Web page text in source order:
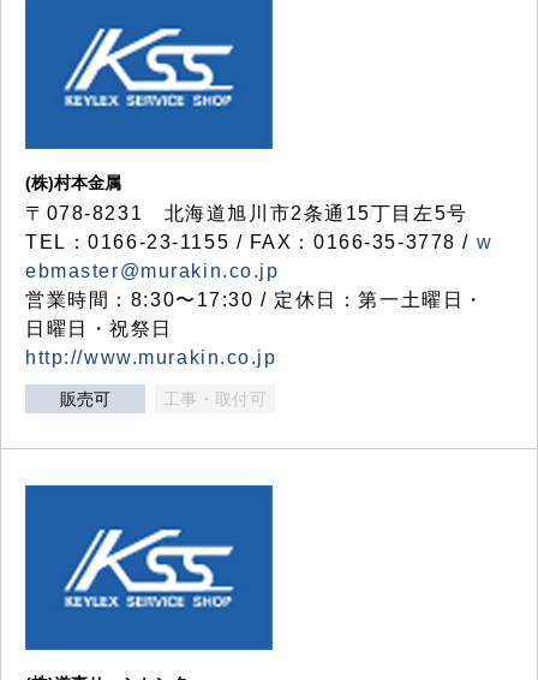
(株)村本金属
〒078-8231 北海道旭川市2条通15丁目左5号
TEL：0166-23-1155 / FAX：0166-35-3778 / w
ebmaster@murakin.co.jp
営業時間：8:30〜17:30 / 定休日：第一土曜日・
日曜日・祝祭日
http://www.murakin.co.jp
販売可 工事・取付可